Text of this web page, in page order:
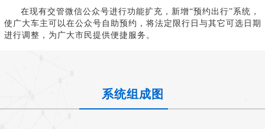
在现有交管微信公众号进行功能扩充，新增“预约出行”系统，
使广大车主可以在公众号自助预约，将法定限行日与其它可选日期
进行调整，为广大市民提供便捷服务。
系统组成图